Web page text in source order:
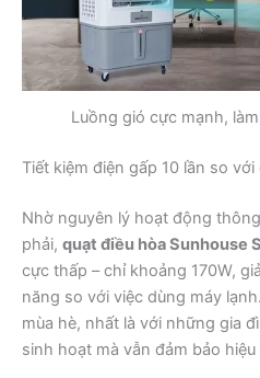
Luồng gió cực mạnh,
Tiết kiệm điện gấp 10 lần so với
Nhờ nguyên lý hoạt động
phải, quạt điều hòa Sunhouse
cực thấp – chỉ khoảng 170W,
năng so với việc dùng máy
mùa hè, nhất là với những gia
sinh hoạt mà vẫn đảm bảo hiệu